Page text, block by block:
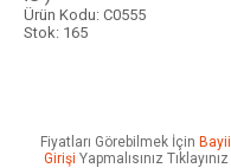
Ürün Kodu: C0555
Stok: 165
Fiyatları Görebilmek İçin Bayii
Girişi Yapmalısınız Tıklayınız